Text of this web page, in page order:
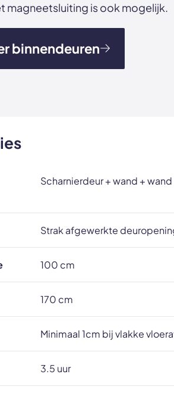
magneetsluiting is ook mogelijk.
binnendeuren
Scharnierdeur + wand + wand
Strak afgewerkte
100 cm
170 cm
Minimaal 1cm bij vlakke
3.5 uur